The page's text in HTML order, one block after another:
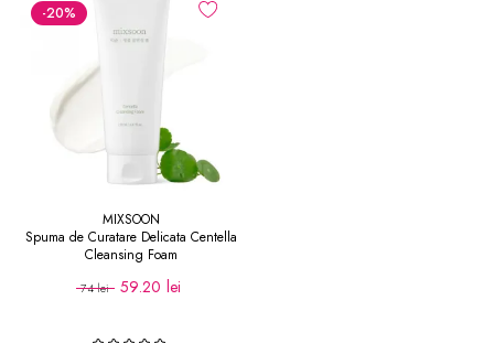
-20%
MIXSOON
Spuma de Curatare Delicata Centella
Cleansing Foam
74 lei 59.20 lei